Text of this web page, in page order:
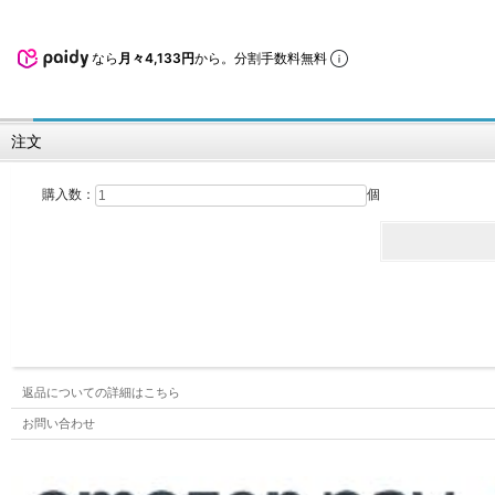
なら 月々4,133円から。分割手数料無料
注文
購入数： 個
返品についての詳細はこちら
お問い合わせ